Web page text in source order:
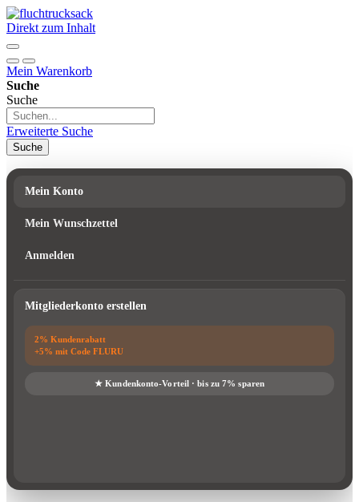
Direkt zum Inhalt
Mein Warenkorb
Suche
Suche
Erweiterte Suche
Suche
Mein Konto
Mein Wunschzettel
Anmelden
Mitgliederkonto erstellen